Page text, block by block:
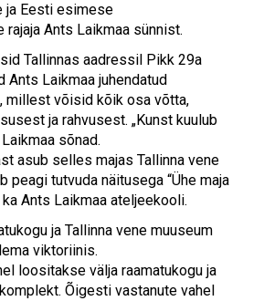
ja Eesti esimese
Ants Laikmaa sünnist.
Tallinnas aadressil Pikk 29a
Ants Laikmaa juhendatud
millest võisid kõik osa võtta,
ja rahvusest. „Kunst kuulub
sõnad.
asub selles majas Tallinna vene
peagi tutvuda näitusega “Ühe maja
Ants Laikmaa ateljeekooli.
ja Tallinna vene muuseum
viktoriinis.
loositakse välja raamatukogu ja
Õigesti vastanute vahel